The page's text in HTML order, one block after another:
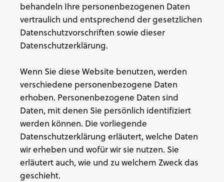
behandeln Ihre personenbezogenen Daten
vertraulich und entsprechend der gesetzlichen
Datenschutzvorschriften sowie dieser
Datenschutzerklärung.
Wenn Sie diese Website benutzen, werden
verschiedene personenbezogene Daten
erhoben. Personenbezogene Daten sind
Daten, mit denen Sie persönlich identifiziert
werden können. Die vorliegende
Datenschutzerklärung erläutert, welche Daten
wir erheben und wofür wir sie nutzen. Sie
erläutert auch, wie und zu welchem Zweck das
geschieht.